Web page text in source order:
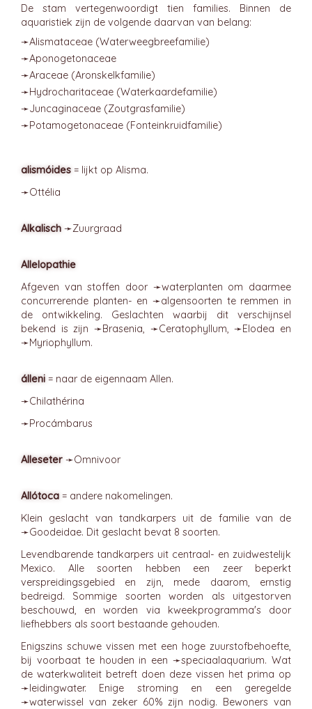
De stam vertegenwoordigt tien families. Binnen de
aquaristiek zijn de volgende daarvan van belang:
➛Alismataceae (Waterweegbreefamilie)
➛Aponogetonaceae
➛Araceae (Aronskelkfamilie)
➛Hydrocharitaceae (Waterkaardefamilie)
➛Juncaginaceae (Zoutgrasfamilie)
➛Potamogetonaceae (Fonteinkruidfamilie)
alismóides = lijkt op Alisma.
➛Ottélia
Alkalisch ➛Zuurgraad
Allelopathie
Afgeven van stoffen door ➛waterplanten om daarmee
concurrerende planten- en ➛algensoorten te remmen in
de ontwikkeling. Geslachten waarbij dit verschijnsel
bekend is zijn ➛Brasenia, ➛Ceratophyllum, ➛Elodea en
➛Myriophyllum.
álleni = naar de eigennaam Allen.
➛Chilathérina
➛Procámbarus
Alleseter ➛Omnivoor
Allótoca = andere nakomelingen.
Klein geslacht van tandkarpers uit de familie van de
➛Goodeidae. Dit geslacht bevat 8 soorten.
Levendbarende tandkarpers uit centraal- en zuidwestelijk
Mexico. Alle soorten hebben een zeer beperkt
verspreidingsgebied en zijn, mede daarom, ernstig
bedreigd. Sommige soorten worden als uitgestorven
beschouwd, en worden via kweekprogramma's door
liefhebbers als soort bestaande gehouden.
Enigszins schuwe vissen met een hoge zuurstofbehoefte,
bij voorbaat te houden in een ➛speciaalaquarium. Wat
de waterkwaliteit betreft doen deze vissen het prima op
➛leidingwater. Enige stroming en een geregelde
➛waterwissel van zeker 60% zijn nodig. Bewoners van